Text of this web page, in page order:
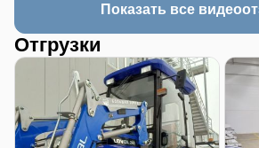
Показать все
Отгрузки